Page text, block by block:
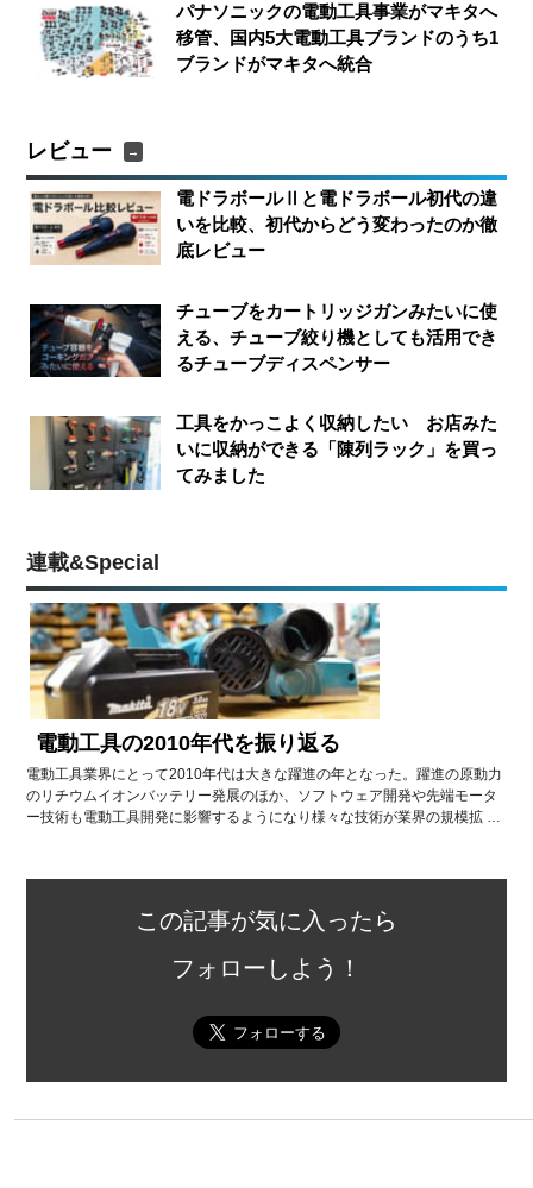
パナソニックの電動工具事業がマキタへ
移管、国内5大電動工具ブランドのうち1
ブランドがマキタへ統合
レビュー
電ドラボールⅡと電ドラボール初代の違
いを比較、初代からどう変わったのか徹
底レビュー
チューブをカートリッジガンみたいに使
える、チューブ絞り機としても活用でき
るチューブディスペンサー
工具をかっこよく収納したい お店みた
いに収納ができる「陳列ラック」を買っ
てみました
連載&Special
電動工具の2010年代を振り返る
電動工具業界にとって2010年代は大きな躍進の年となった。躍進の原動力
のリチウムイオンバッテリー発展のほか、ソフトウェア開発や先端モータ
ー技術も電動工具開発に影響するようになり様々な技術が業界の規模拡 …
この記事が気に入ったら
フォローしよう！